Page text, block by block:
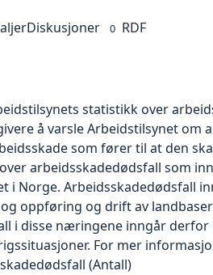
Diskusjoner 0 RDF
statistikk over
å varsle Arbeidstilsynet
som fører til at den
arbeidsskadedødsfall som
i Norge. Arbeidsskadedødsfall
oppføring og drift av
i disse næringene inngår
For mer
(Antall)